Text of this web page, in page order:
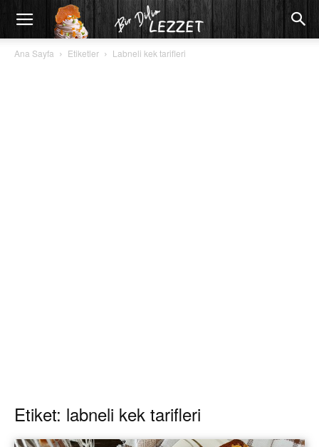
Ana Sayfa Etiketler Labneli kek tarifleri
Etiket: labneli kek tarifleri